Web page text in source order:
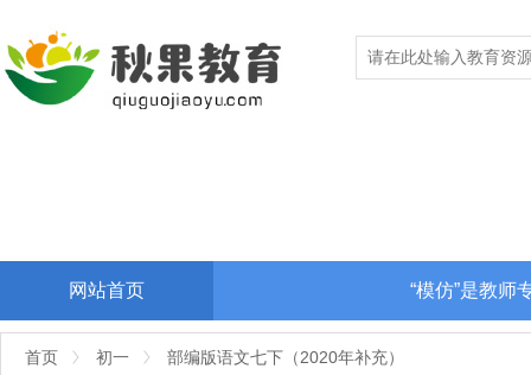
网站首页 “模仿”是教师
首页 初一 部编版语文七下（2020年补充）